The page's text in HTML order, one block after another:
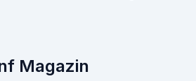
Magazin